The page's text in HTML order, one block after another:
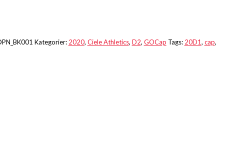
Kategorier: 2020, Ciele Athletics, D2, GOCap Tags: 20D1, cap,